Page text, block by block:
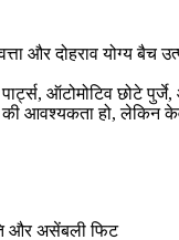
दोहराव योग्य बैच
ऑटोमोटिव छोटे
की आवश्यकता हो,
और असेंबली फिट